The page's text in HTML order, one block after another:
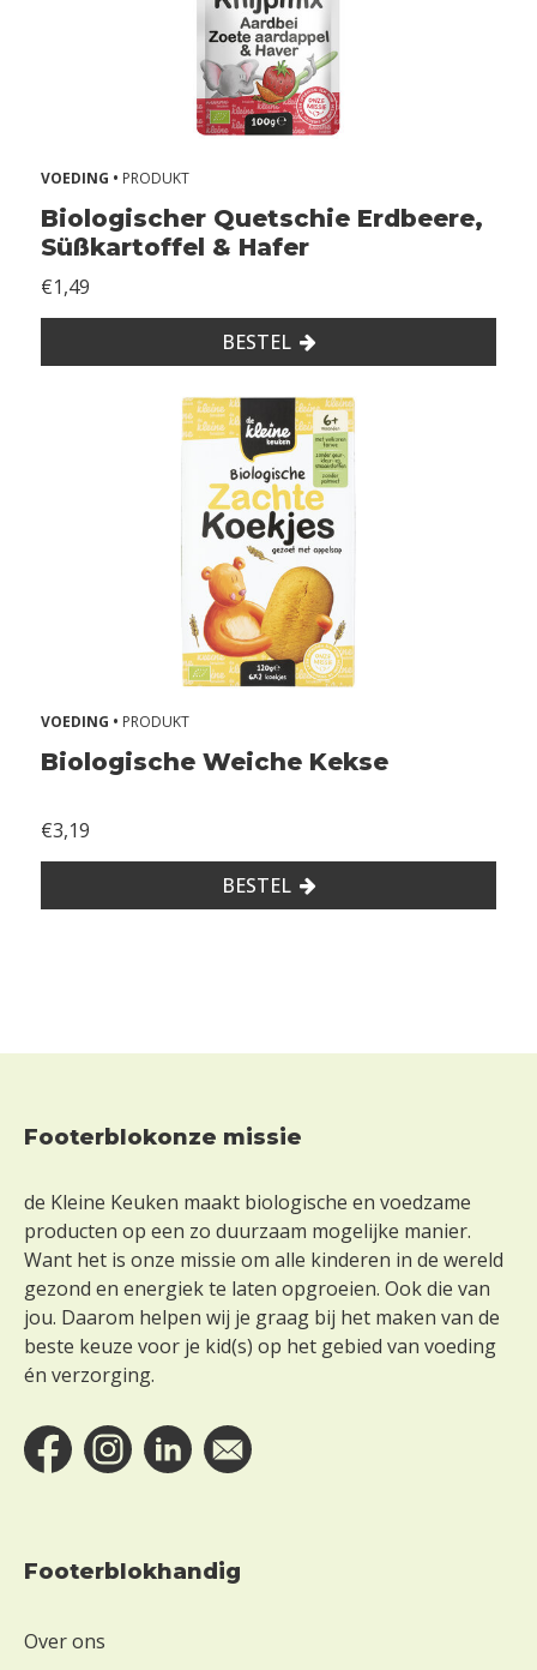
VOEDING • PRODUKT
Biologischer Quetschie Erdbeere,
Süßkartoffel & Hafer
€1,49
BESTEL
VOEDING • PRODUKT
Biologische Weiche Kekse
€3,19
BESTEL
Footer
Footerblokonze missie
de Kleine Keuken maakt biologische en voedzame
producten op een zo duurzaam mogelijke manier.
Want het is onze missie om alle kinderen in de wereld
gezond en energiek te laten opgroeien. Ook die van
jou. Daarom helpen wij je graag bij het maken van de
beste keuze voor je kid(s) op het gebied van voeding
én verzorging.
Footerblokhandig
Over ons